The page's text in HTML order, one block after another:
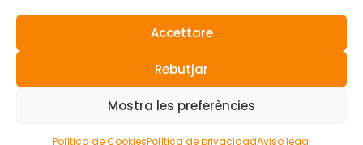
Accettare
Rebutjar
Mostra les preferències
Política de CookiesPolítica de privacidadAviso legal
Política de privacidad
Política de Cookies
© 2025 Tots els drets reservats.